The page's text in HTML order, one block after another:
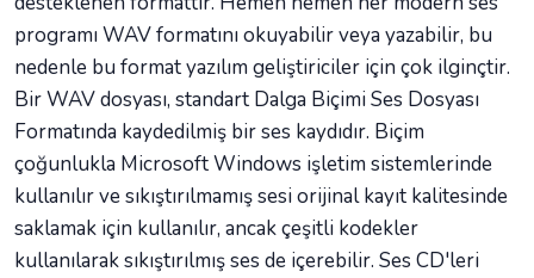
programı WAV formatını okuyabilir veya yazabilir, bu
nedenle bu format yazılım geliştiriciler için çok ilginçtir.
Bir WAV dosyası, standart Dalga Biçimi Ses Dosyası
Formatında kaydedilmiş bir ses kaydıdır. Biçim
çoğunlukla Microsoft Windows işletim sistemlerinde
kullanılır ve sıkıştırılmamış sesi orijinal kayıt kalitesinde
saklamak için kullanılır, ancak çeşitli kodekler
kullanılarak sıkıştırılmış ses de içerebilir. Ses CD'leri